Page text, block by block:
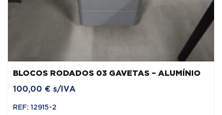
BLOCOS RODADOS 03 GAVETAS – ALUMÍNIO
100,00 € s/IVA
REF: 12915-2